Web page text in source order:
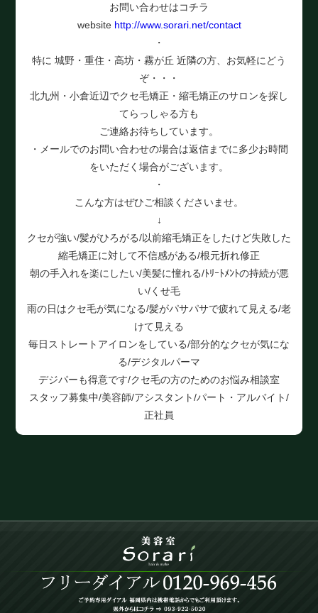
お問い合わせはコチラ
website http://www.sorari.net/contact
・
特に 城野・重住・高坊・霧が丘 近隣の方、お気軽にどう
ぞ・・・
北九州・小倉近辺でクセ毛矯正・縮毛矯正のサロンを探し
てらっしゃる方も
ご連絡お待ちしています。
・メールでのお問い合わせの場合は返信までに多少お時間
をいただく場合がございます。
・
こんな方はぜひご相談くださいませ。
↓
クセが強い/髪がひろがる/以前縮毛矯正をしたけど失敗した
縮毛矯正に対して不信感がある/根元折れ修正
朝の手入れを楽にしたい/美髪に憧れる/ﾄﾘｰﾄﾒﾝﾄの持続が悪
い/くせ毛
雨の日はクセ毛が気になる/髪がパサパサで疲れて見える/老
けて見える
毎日ストレートアイロンをしている/部分的なクセが気にな
る/デジタルパーマ
デジパーも得意です/クセ毛の方のためのお悩み相談室
スタッフ募集中/美容師/アシスタント/パート・アルバイト/
正社員